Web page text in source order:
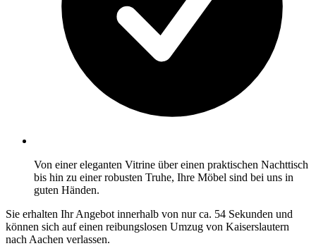
Von einer eleganten Vitrine über einen praktischen Nachttisch
bis hin zu einer robusten Truhe, Ihre Möbel sind bei uns in
guten Händen.
Sie erhalten Ihr Angebot innerhalb von nur ca. 54 Sekunden und
können sich auf einen reibungslosen Umzug von Kaiserslautern
nach Aachen verlassen.